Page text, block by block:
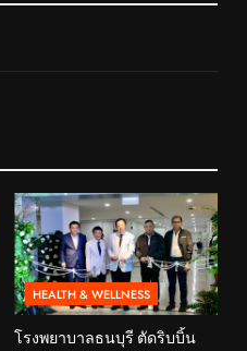
HEALTH & WELLNESS
โรงพยาบาลธนบุรี ตัดริบบิ้น